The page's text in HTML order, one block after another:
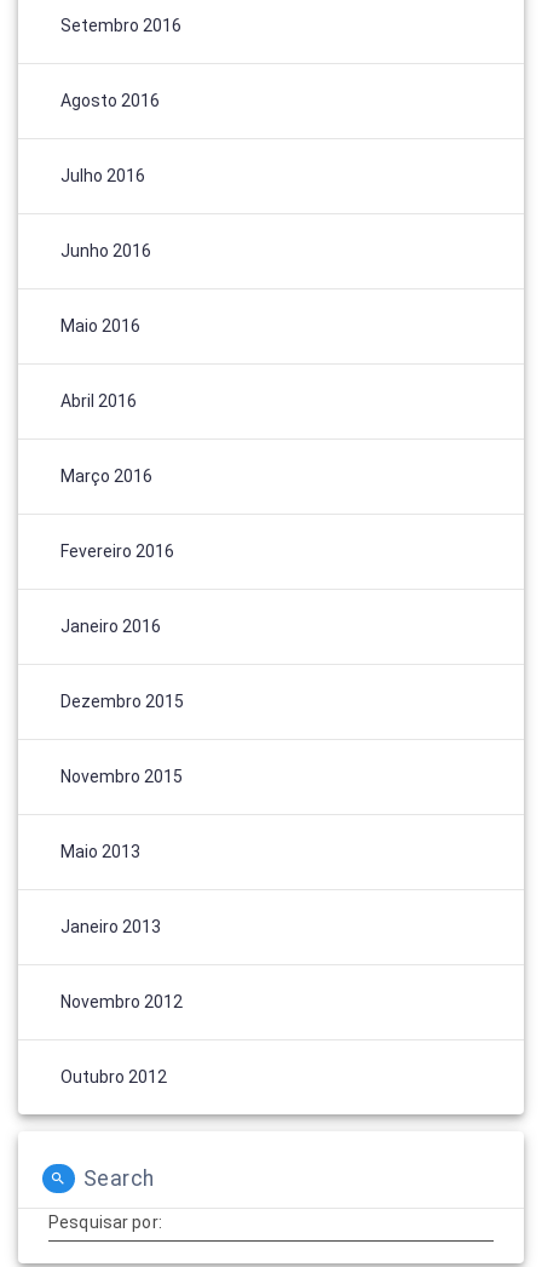
Setembro 2016
Agosto 2016
Julho 2016
Junho 2016
Maio 2016
Abril 2016
Março 2016
Fevereiro 2016
Janeiro 2016
Dezembro 2015
Novembro 2015
Maio 2013
Janeiro 2013
Novembro 2012
Outubro 2012
Search
Pesquisar por: